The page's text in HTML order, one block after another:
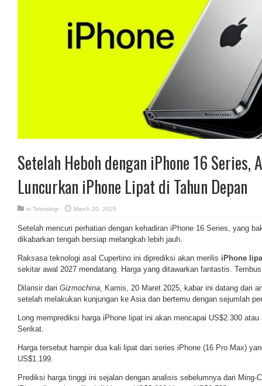
Setelah Heboh dengan iPhone 16 Series,
Luncurkan iPhone Lipat di Tahun Depan
in Teknologi March 20, 2025
Setelah mencuri perhatian dengan kehadiran iPhone 16 Series, yang
dikabarkan tengah bersiap melangkah lebih jauh.
Raksasa teknologi asal Cupertino ini diprediksi akan merilis iPhone
sekitar awal 2027 mendatang. Harga yang ditawarkan fantastis.
Dilansir dari Gizmochina, Kamis, 20 Maret 2025, kabar ini datang dari
setelah melakukan kunjungan ke Asia dan bertemu dengan sejumlah
Long memprediksi harga iPhone lipat ini akan mencapai US$2.300
Serikat.
Harga tersebut hampir dua kali lipat dari series iPhone (16 Pro Max)
US$1.199.
Prediksi harga tinggi ini sejalan dengan analisis sebelumnya dari Ming-